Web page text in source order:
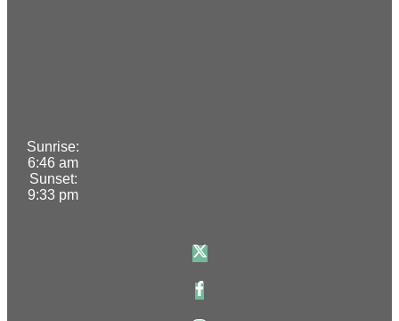
Sunrise:
6:46 am
Sunset:
9:33 pm